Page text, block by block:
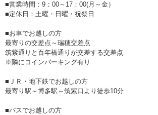
■営業時間：9：00～17：00(月～金）
■定休日：土曜・日曜・祝祭日
■お車でお越しの方
最寄りの交差点～瑞穂交差点
筑紫通りと百年橋通りが交差する交差点
※隣にコインパーキング有り
■ＪＲ・地下鉄でお越しの方
最寄り駅～博多駅～筑紫口より徒歩10分
■バスでお越しの方